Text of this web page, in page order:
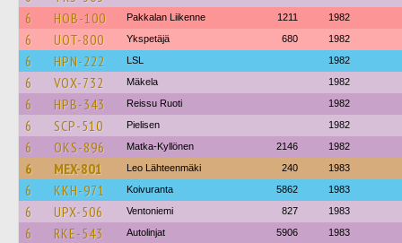
6 HOB-100 Pakkalan Liikenne 1211 1982
6 UOT-800 Ykspetäjä 680 1982
6 HPN-222 LSL 1982
6 VOX-732 Mäkela 1982
6 HPB-343 Reissu Ruoti 1982
6 SCP-510 Pielisen 1982
6 OKS-896 Matka-Kyllönen 2146 1982
6 MEX-801 Leo Lähteenmäki 240 1983
6 KKH-971 Koivuranta 5862 1983
6 UPX-506 Ventoniemi 827 1983
6 RKE-543 Autolinjat 5906 1983